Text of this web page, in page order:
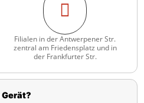

Filialen in der Antwerpener Str.
zentral am Friedensplatz und in
der Frankfurter Str.